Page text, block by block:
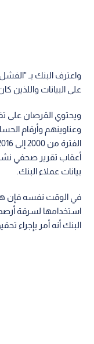
واعترف البنك بـ
على البيانات واللذين
ويحتوي القرصان على
وعناوينهم وأرقام
أعقاب تقرير صحفي
بيانات عملاء البنك.
في الوقت نفسه فإن
استخدامها لسرقة
البنك أنه أمر بإجراء